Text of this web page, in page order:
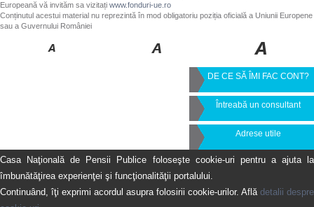
Europeană vă invităm sa vizitați www.fonduri-ue.ro
Conținutul acestui material nu reprezintă în mod obligatoriu poziția oficială a Uniunii Europene
sau a Guvernului României
DE CE SĂ ÎMI FAC CONT?
Întreabă un consultant
Adrese utile
Casa Naţională de Pensii Publice foloseşte cookie-uri pentru a ajuta la
îmbunătăţirea experienţei şi funcţionalităţii portalului.
Continuând, îţi exprimi acordul asupra folosirii cookie-urilor. Află detalii despre